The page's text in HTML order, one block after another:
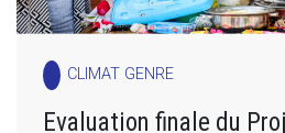
CLIMAT GENRE
Evaluation finale du